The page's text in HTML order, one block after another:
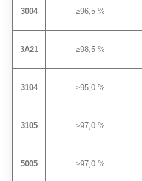
3004 ≥96,5 %
3A21 ≥98,5 %
3104 ≥95,0 %
3105 ≥97,0 %
5005 ≥97,0 %